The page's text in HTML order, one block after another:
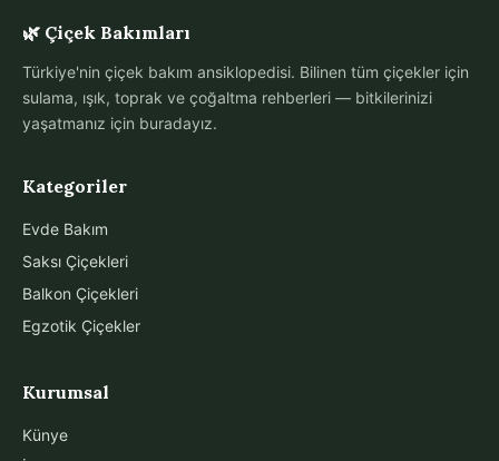
🌿 Çiçek Bakımları
Türkiye'nin çiçek bakım ansiklopedisi. Bilinen tüm çiçekler için
sulama, ışık, toprak ve çoğaltma rehberleri — bitkilerinizi
yaşatmanız için buradayız.
Kategoriler
Evde Bakım
Saksı Çiçekleri
Balkon Çiçekleri
Egzotik Çiçekler
Kurumsal
Künye